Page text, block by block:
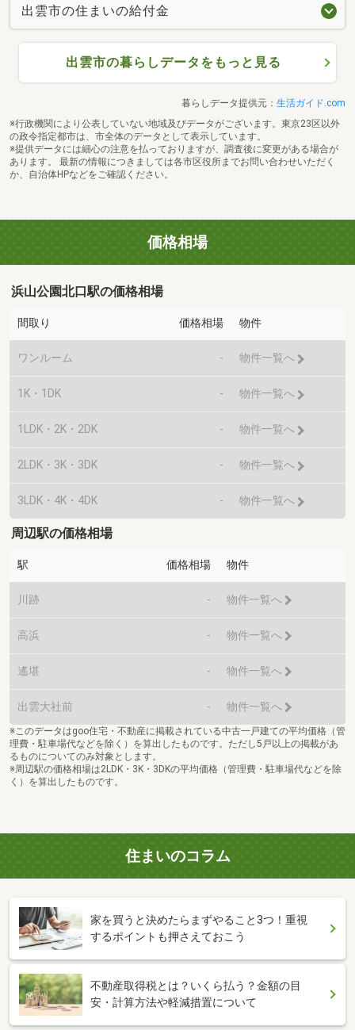
出雲市の住まいの給付金
出雲市の暮らしデータをもっと見る
暮らしデータ提供元： 生活ガイド.com
※行政機関により公表していない地域及びデータがございます。東京23区以外
の政令指定都市は、市全体のデータとして表示しています。
※提供データには細心の注意を払っておりますが、調査後に変更がある場合が
あります。 最新の情報につきましては各市区役所までお問い合わせいただく
か、自治体HPなどをご確認ください。
価格相場
浜山公園北口駅の価格相場
間取り 価格相場 物件
ワンルーム - 物件一覧へ
1K・1DK - 物件一覧へ
1LDK・2K・2DK - 物件一覧へ
2LDK・3K・3DK - 物件一覧へ
3LDK・4K・4DK - 物件一覧へ
周辺駅の価格相場
駅 価格相場 物件
川跡 - 物件一覧へ
高浜 - 物件一覧へ
遙堪 - 物件一覧へ
出雲大社前 - 物件一覧へ
※このデータはgoo住宅・不動産に掲載されている中古一戸建ての平均価格（管
理費・駐車場代などを除く）を算出したものです。ただし5戸以上の掲載があ
るものについてのみ対象とします。
※周辺駅の価格相場は2LDK・3K・3DKの平均価格（管理費・駐車場代などを除
く）を算出したものです。
住まいのコラム
家を買うと決めたらまずやること3つ！重視
するポイントも押さえておこう
不動産取得税とは？いくら払う？金額の目
安・計算方法や軽減措置について